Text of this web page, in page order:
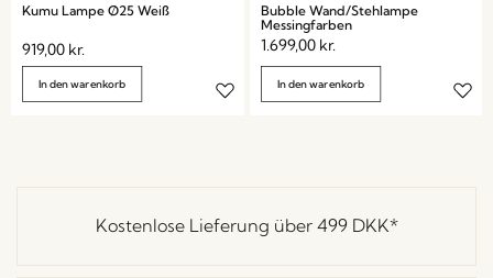
Kumu Lampe Ø25 Weiß
919,00 kr.
In den warenkorb
Bubble Wand/Stehlampe
Messingfarben
1.699,00 kr.
In den warenkorb
Kostenlose Lieferung über 499 DKK*